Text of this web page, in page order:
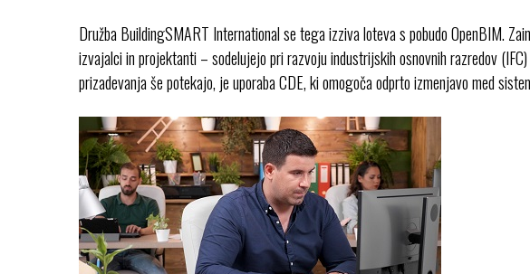
Družba BuildingSMART International se tega izziva loteva s pobudo OpenBIM.
izvajalci in projektanti – sodelujejo pri razvoju industrijskih osnovnih razredov
prizadevanja še potekajo, je uporaba CDE, ki omogoča odprto izmenjavo med